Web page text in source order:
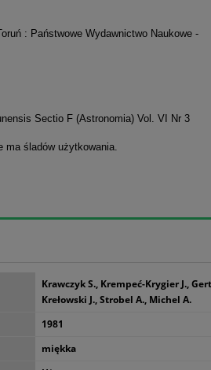
: Państwowe Wydawnictwo Naukowe -
Sectio F (Astronomia) Vol. VI Nr 3
ma śladów użytkowania.
Krawczyk S., Krempeć-Krygier J.,
Krełowski J., Strobel A., Michel A.
1981
miękka